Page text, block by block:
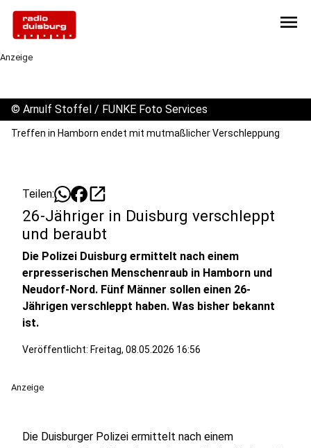
menu
Anzeige
© Arnulf Stoffel / FUNKE Foto Services
Treffen in Hamborn endet mit mutmaßlicher Verschleppung
Teilen: open_in_new
26-Jähriger in Duisburg verschleppt
und beraubt
Die Polizei Duisburg ermittelt nach einem
erpresserischen Menschenraub in Hamborn und
Neudorf-Nord. Fünf Männer sollen einen 26-
Jährigen verschleppt haben. Was bisher bekannt
ist.
Veröffentlicht: Freitag, 08.05.2026 16:56
Anzeige
Die Duisburger Polizei ermittelt nach einem